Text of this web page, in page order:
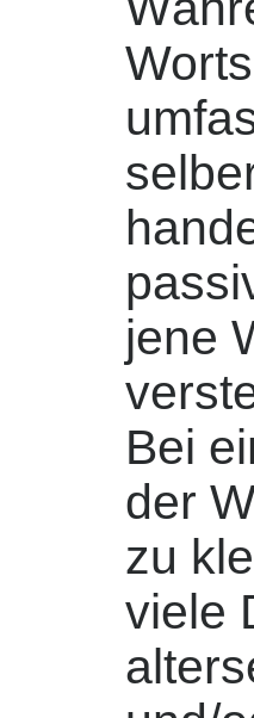
jene
Bei
der
zu
viele